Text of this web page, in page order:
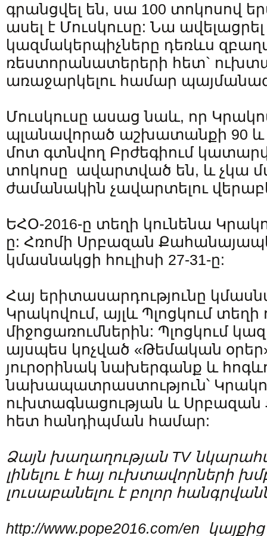
գրանցվել են, սա 100 տոկոսով
ասել է Մուսկուսը: Նա ավելացրել
կազմակերպիչները դեռևս
ռեստորանատերերի հետ`
առաջարկելու համար
Մուսկուսը ասաց նաև, որ
պլանավորած աշխատանքի 90 և
մոտ գտնվող Բրժեգիում
տոկոսը ավարտված են, և չկա
ժամանակին չավարտելու
ԵՀՕ-2016-ը տեղի կունենա
ը: Հռոմի Սրբազան
կմասնակցի հուլիսի 27-31-ը:
Հայ երիտասարդությունը
Կրակովում, այլև Պլոցկում տեղի
միջոցառումներին: Պլոցկում
այսպես կոչված «Թեմական
յուրօրինակ նախերգանք և
նախապատրաստություն՝
ուխտագնացության և
հետ հանդիպման համար:
Ձայն խաղաղության TV
լինելու է հայ ուխտավորների
լուսաբանելու է բոլոր
http://www.pope2016.com/en